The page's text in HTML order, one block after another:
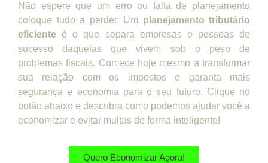
Não espere que um erro ou falta de planejamento
coloque tudo a perder. Um planejamento tributário
eficiente é o que separa empresas e pessoas de
sucesso daquelas que vivem sob o peso de
problemas fiscais. Comece hoje mesmo a transformar
sua relação com os impostos e garanta mais
segurança e economia para o seu futuro. Clique no
botão abaixo e descubra como podemos ajudar você a
economizar e evitar multas de forma inteligente!
Quero Economizar Agora!